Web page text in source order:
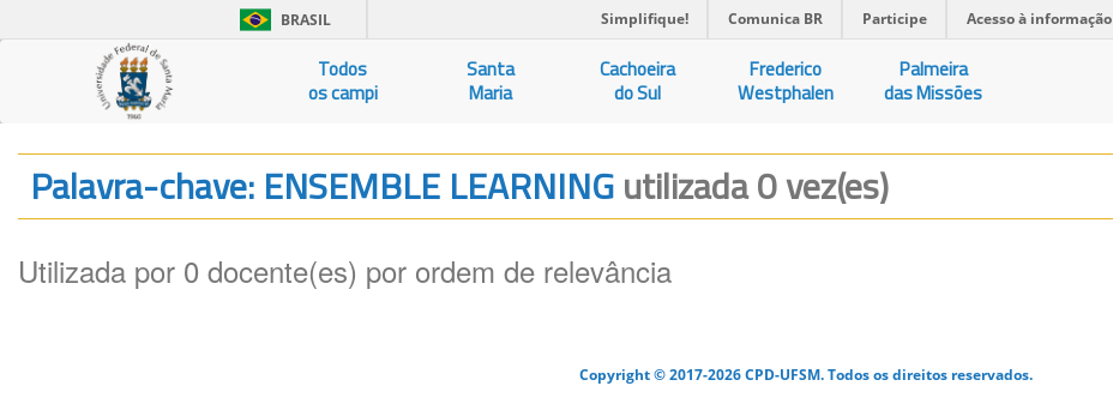
BRASIL Simplifique! Comunica BR Participe Acesso à informação
Todos
os campi
Santa
Maria
Cachoeira
do Sul
Frederico
Westphalen
Palmeira
das Missões
Palavra-chave: ENSEMBLE LEARNINGutilizada 0 vez(es)
Utilizada por 0 docente(es) por ordem de relevância
Copyright © 2017-2026 CPD-UFSM. Todos os direitos reservados.